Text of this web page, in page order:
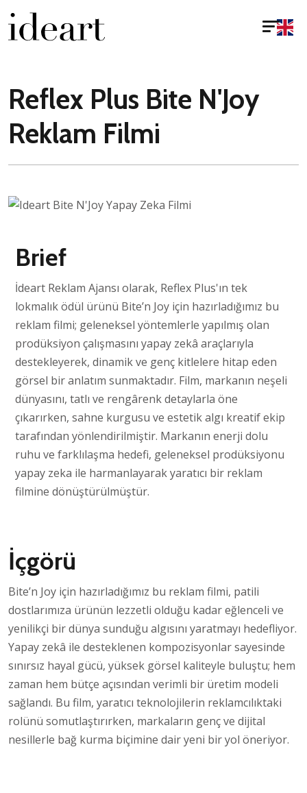
Reflex Plus Bite N'Joy
Reklam Filmi
Brief
İdeart Reklam Ajansı olarak, Reflex Plus'ın tek
lokmalık ödül ürünü Bite’n Joy için hazırladığımız bu
reklam filmi; geleneksel yöntemlerle yapılmış olan
prodüksiyon çalışmasını yapay zekâ araçlarıyla
destekleyerek, dinamik ve genç kitlelere hitap eden
görsel bir anlatım sunmaktadır. Film, markanın neşeli
dünyasını, tatlı ve rengârenk detaylarla öne
çıkarırken, sahne kurgusu ve estetik algı kreatif ekip
tarafından yönlendirilmiştir. Markanın enerji dolu
ruhu ve farklılaşma hedefi, geleneksel prodüksiyonu
yapay zeka ile harmanlayarak yaratıcı bir reklam
filmine dönüştürülmüştür.
İçgörü
Bite’n Joy için hazırladığımız bu reklam filmi, patili
dostlarımıza ürünün lezzetli olduğu kadar eğlenceli ve
yenilikçi bir dünya sunduğu algısını yaratmayı hedefliyor.
Yapay zekâ ile desteklenen kompozisyonlar sayesinde
sınırsız hayal gücü, yüksek görsel kaliteyle buluştu; hem
zaman hem bütçe açısından verimli bir üretim modeli
sağlandı. Bu film, yaratıcı teknolojilerin reklamcılıktaki
rolünü somutlaştırırken, markaların genç ve dijital
nesillerle bağ kurma biçimine dair yeni bir yol öneriyor.